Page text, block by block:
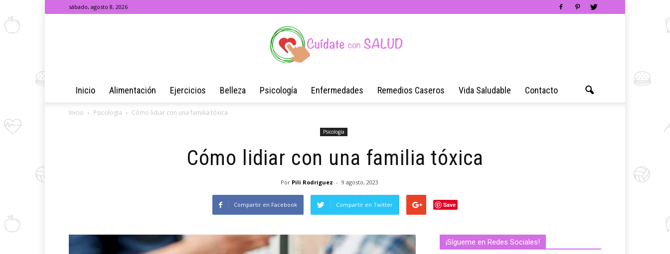
sábado, agosto 8, 2026
de
Inicio Alimentación Ejercicios Belleza Psicología Enfermedades Remedios Caseros Vida Saludable Contacto
Inicio Psicología Cómo lidiar con una familia tóxica
Psicología
Cómo lidiar con una familia tóxica
Por Pili Rodriguez - 9 agosto, 2023
Compartir en Facebook Compartir en Twitter Save
¡Sígueme en Redes Sociales!